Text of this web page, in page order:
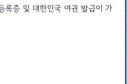
록증 및 대한민국 여권 발급이 가